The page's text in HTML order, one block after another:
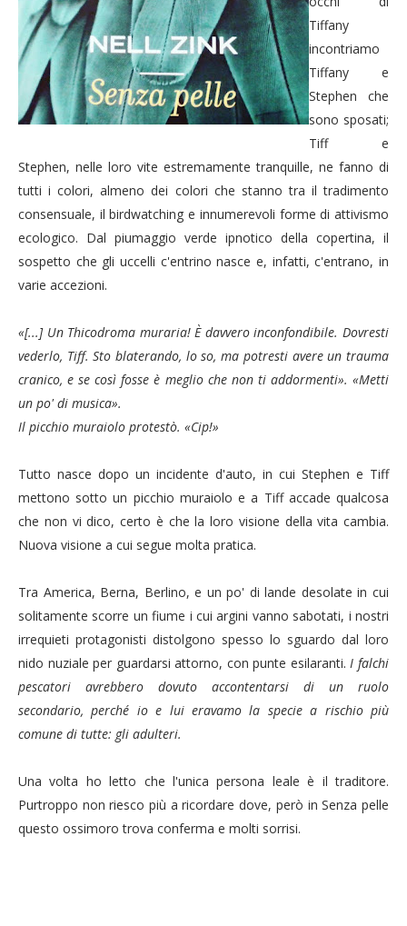
Tiffany
incontriamo
Tiffany e
Stephen che
sono sposati;
Tiff e
Stephen, nelle loro vite estremamente tranquille, ne fanno di
tutti i colori, almeno dei colori che stanno tra il tradimento
consensuale, il birdwatching e innumerevoli forme di attivismo
ecologico. Dal piumaggio verde ipnotico della copertina, il
sospetto che gli uccelli c'entrino nasce e, infatti, c'entrano, in
varie accezioni.
«[...] Un Thicodroma muraria!È davvero inconfondibile. Dovresti
vederlo, Tiff. Sto blaterando, lo so, ma potresti avere un trauma
cranico, e se così fosse è meglio che non ti addormenti».«Metti
un po' di musica».
Il picchio muraiolo protestò. «Cip!»
Tutto nasce dopo un incidente d'auto, in cui Stephen e Tiff
mettono sotto un picchio muraiolo e a Tiff accade qualcosa
che non vi dico, certo è che la loro visione della vita cambia.
Nuova visione a cui segue molta pratica.
Tra America, Berna, Berlino, e un po' di lande desolate in cui
solitamente scorre un fiume i cui argini vanno sabotati, i nostri
irrequieti protagonisti distolgono spesso lo sguardo dal loro
nido nuziale per guardarsi attorno, con punte esilaranti.I falchi
pescatori avrebbero dovuto accontentarsi di un ruolo
secondario, perché io e lui eravamo la specie a rischio più
comune di tutte: gli adulteri.
Una volta ho letto che l'unica persona leale è il traditore.
Purtroppo non riesco più a ricordare dove, però in Senza pelle
questo ossimoro trova conferma e molti sorrisi.